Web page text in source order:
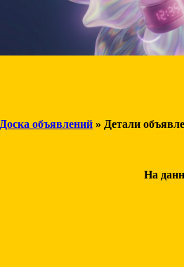
Доска объявлений » Детали
На